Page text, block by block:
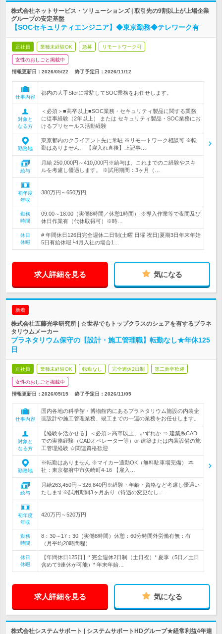
株式会社ネットサービス・ソリューションズ | 取引先の9割以上が上場企業
グループの安定基盤
【SOCセキュリティエンジニア】◆東京勤務◆テレワーク有
正社員 業種未経験OK 急募 リモートワーク可
女性のおしごと掲載中
情報更新日：2026/05/22 終了予定日： 2026/11/12
仕事内容
都内の大手SIerに常駐してSOC業務をお任せします。
対象と
なる方
＜必須＞■高卒以上■SOC業務・セキュリティ製品に関する業務
に従事経験（2年以上） または セキュリティ製品・SOC業務にお
けるプリセールス活動経験
勤務地
東京都内のクライアント先に常駐 ※リモートワーク相談可 ※転
勤はありません。 【雇入れ直後】上記事…
給与
月給 250,000円～410,000円※給与は、これまでのご経験やスキ
ルを考慮し優遇します。 ※試用期間：3ヶ月（…
初年度
年収
380万円～650万円
勤務
時間
09:00～18:00（実働8時間／休憩1時間） ※導入作業等で夜間及び
休日作業有（代休取得可）※時…
休日
休暇
# 年間休日126日完全週休二日制(土曜 日曜 祝日)夏期3日年末年始
5日有給休暇└4月入社の場合1…
求人詳細を見る 気になる
新着
株式会社五藤光学研究所 | ☆世界でもトップクラスのシェアを有するプラネ
タリウムメーカー
プラネタリウム保守の【設計・施工管理職】転勤なし★年休125
日
正社員 業種未経験OK 転勤なし 完全週休2日制 第二新卒歓迎
女性のおしごと掲載中
情報更新日：2026/05/15 終了予定日： 2026/11/05
仕事内容
国内各地の科学館・博物館内にあるプラネタリウム施設の内装企
画設計や施工管理業務、竣工までの一連の業務をお任せします。
対象と
なる方
【経験を活かせる】＜必須＞高卒以上、いずれか ⇒ 建築系CAD
での実務経験（CADオペレーター等）or 建築または内装設備の施
工管理経験 ☆関連資格歓迎
勤務地
※転勤はありません ※マイカー通勤OK（無料駐車場完備） 本
社：東京都府中市矢崎町4-16 【雇入…
給与
月給263,450円～326,840円※経験・年齢・資格など考慮し優遇い
たします※試用期間3ヶ月あり（待遇の変更なし…
初年度
年収
420万円～520万円
勤務
時間
8：30～17：30（実働8時間）休憩：60分時間外労働有無：有
（月平均20時間程）
休日
休暇
【年間休日125日】* 完全週休2日制（土日祝）* 夏季（5日／土日
含めて9連休が可能）* 年末年始…
求人詳細を見る 気になる
株式会社システムサポート | システムサポートHDグループ★経常利益4年連